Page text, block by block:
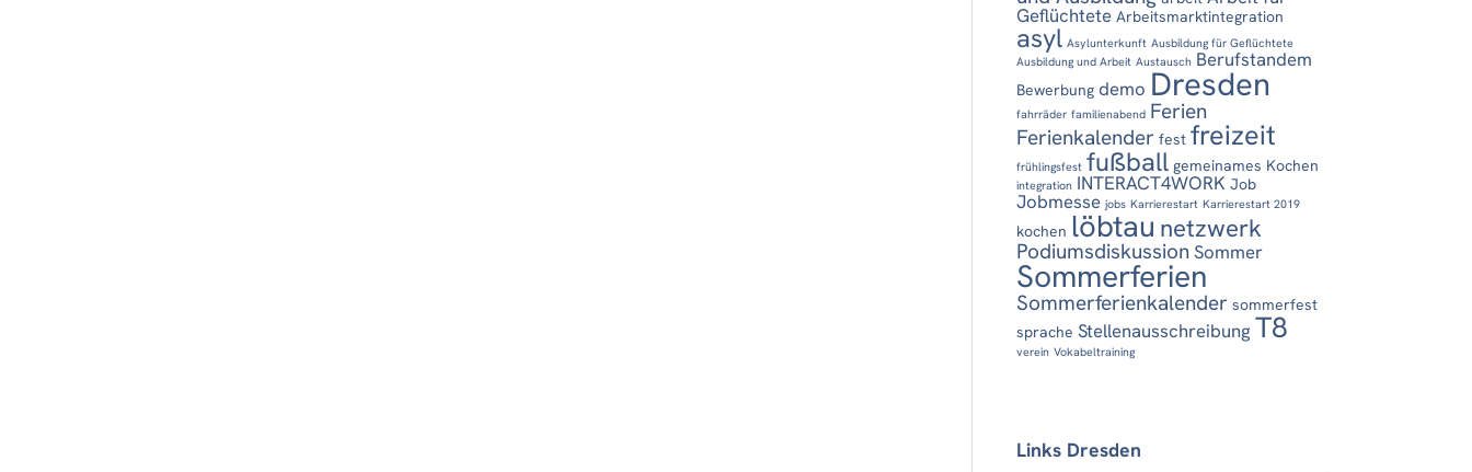
Geflüchtete Arbeitsmarktintegration
asyl Asylunterkunft Ausbildung für Geflüchtete
Ausbildung und Arbeit Austausch Berufstandem
Bewerbung demo Dresden
fahrräder familienabend Ferien
Ferienkalender fest freizeit
frühlingsfest fußball gemeinames Kochen
integration INTERACT4WORK Job
Jobmesse jobs Karrierestart Karrierestart 2019
kochen löbtau netzwerk
PodiumsdiskussionSommer
Sommerferien
Sommerferienkalender sommerfest
sprache Stellenausschreibung T8
verein Vokabeltraining
Links Dresden